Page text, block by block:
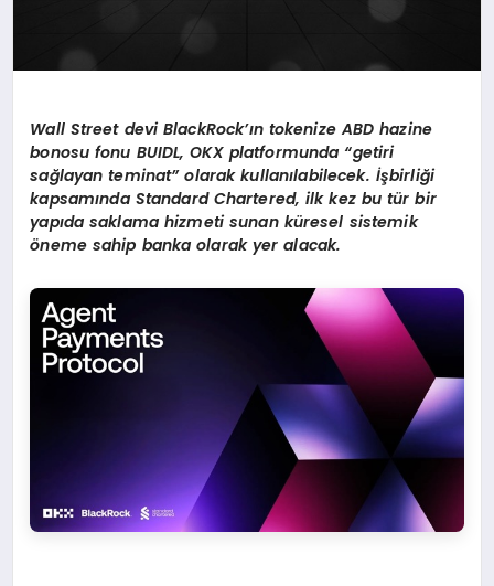
Wall Street devi BlackRock’ın tokenize ABD hazine
bonosu fonu BUIDL, OKX platformunda “getiri
sağlayan teminat”olarak kullanılabilecek. İşbirliği
kapsamında Standard Chartered, ilk kez bu tür bir
yapıda saklama hizmeti sunan küresel sistemik
öneme sahip banka olarak yer alacak.